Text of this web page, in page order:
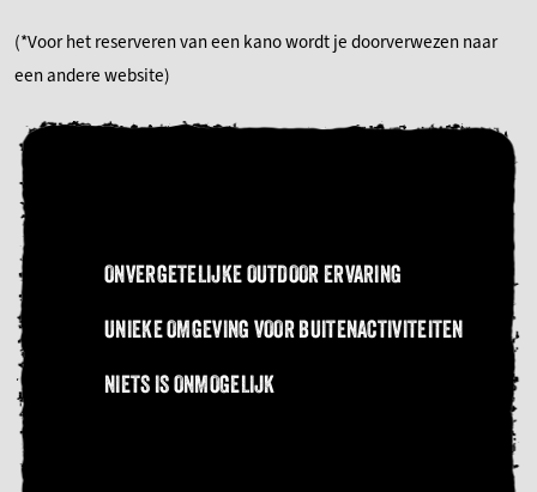
(*Voor het reserveren van een kano wordt je doorverwezen naar
een andere website)
ONVERGETELIJKE OUTDOOR ERVARING
UNIEKE OMGEVING VOOR BUITENACTIVITEITEN
NIETS IS ONMOGELIJK